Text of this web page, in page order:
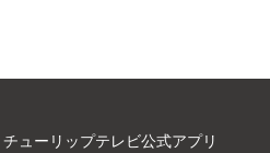
チューリップテレビ公式アプリ